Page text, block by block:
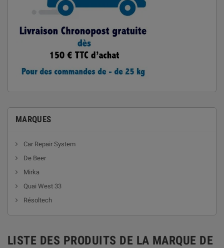
MARQUES
Car Repair System
De Beer
Mirka
Quai West 33
Résoltech
LISTE DES PRODUITS DE LA MARQUE DE